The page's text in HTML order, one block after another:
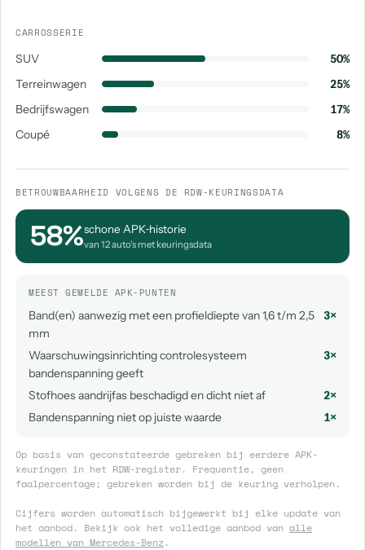
aantal: 1 aantal: 1
Mercedes-Benz R-Klasse
aantal: 1
CARROSSERIE
SUV
50%
Terreinwagen
25%
Bedrijfswagen
17%
Coupé
8%
BETROUWBAARHEID VOLGENS DE RDW-KEURINGSDATA
58%schone APK‑historie
van 12 auto's met keuringsdata
MEEST GEMELDE APK-PUNTEN
Band(en) aanwezig met een profieldiepte van 1,6 t/m 2,5
mm
3×
Waarschuwingsinrichting controlesysteem
bandenspanning geeft
3×
Stofhoes aandrijfas beschadigd en dicht niet af
2×
Bandenspanning niet op juiste waarde
1×
Op basis van geconstateerde gebreken bij eerdere APK-
keuringen in het RDW-register. Frequentie, geen
faalpercentage; gebreken worden bij de keuring verholpen.
Cijfers worden automatisch bijgewerkt bij elke update van
het aanbod. Bekijk ook het volledige aanbod van alle
modellen van Mercedes-Benz.